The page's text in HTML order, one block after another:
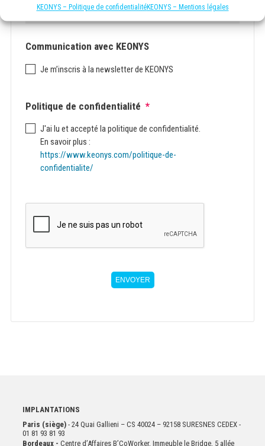
KEONYS – Politique de confidentialitéKEONYS – Mentions légales
Communication avec KEONYS
Je m’inscris à la newsletter de KEONYS
Politique de confidentialité *
J'ai lu et accepté la politique de confidentialité.
En savoir plus :
https://www.keonys.com/politique-de-
confidentialite/
ENVOYER
IMPLANTATIONS
Paris (siège) - 24 Quai Gallieni – CS 40024 – 92158 SURESNES CEDEX -
01 81 93 81 93
Bordeaux - Centre d’Affaires B’CoWorker, Immeuble le Bridge, 5 allée